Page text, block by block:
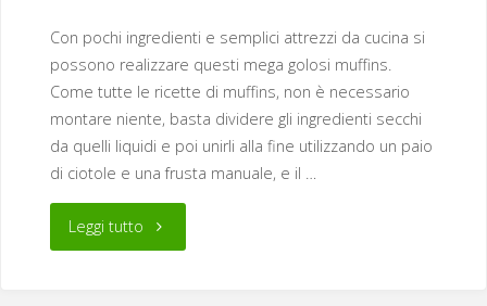
Con pochi ingredienti e semplici attrezzi da cucina si
possono realizzare questi mega golosi muffins.
Come tutte le ricette di muffins, non è necessario
montare niente, basta dividere gli ingredienti secchi
da quelli liquidi e poi unirli alla fine utilizzando un paio
di ciotole e una frusta manuale, e il …
Leggi tutto"Muffins